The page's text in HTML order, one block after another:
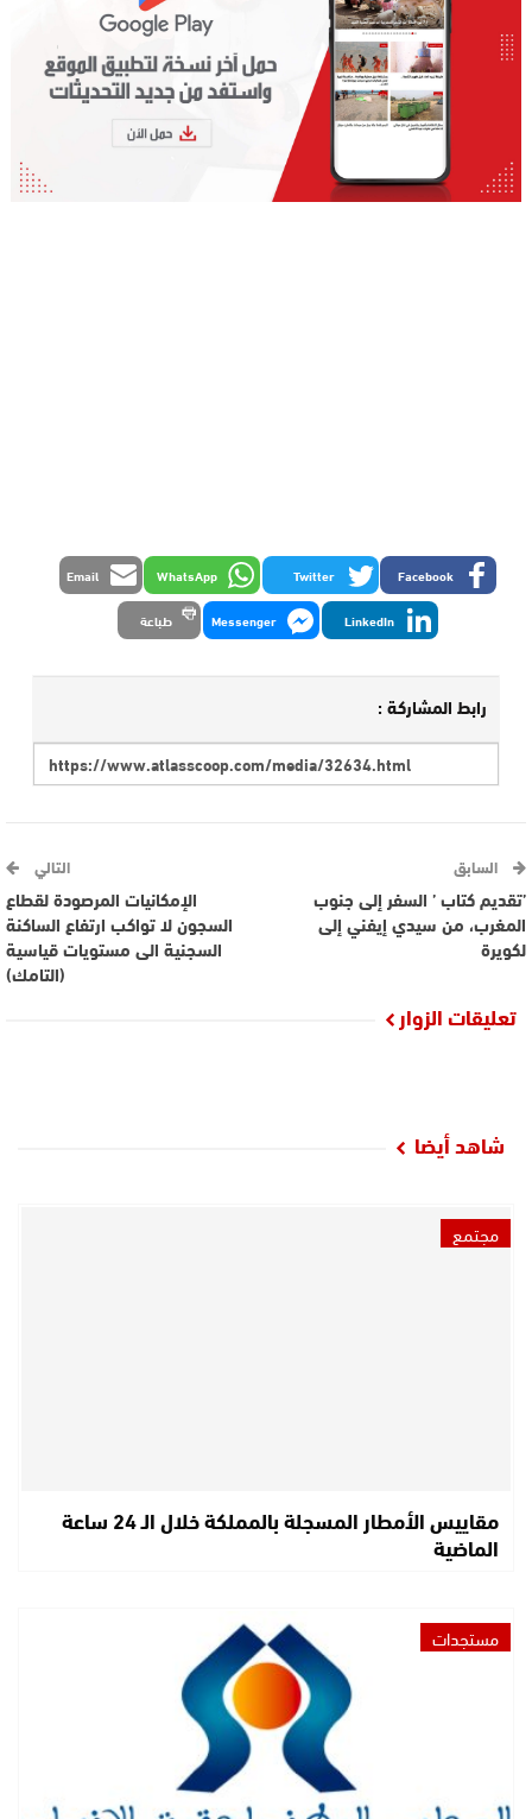
Facebook
Twitter
WhatsApp
Email
LinkedIn
Messenger طباعة
رابط المشاركة :
السابق
’تقديم كتاب ’ السفر إلى جنوب
المغرب، من سيدي إيفني إلى
لكويرة
التالي
الإمكانيات المرصودة لقطاع
السجون لا تواكب ارتفاع الساكنة
السجنية الى مستويات قياسية
(التامك)
تعليقات الزوار
شاهد أيضا
مجتمع
مقاييس الأمطار المسجلة بالمملكة خلال الـ 24 ساعة
الماضية
مستجدات